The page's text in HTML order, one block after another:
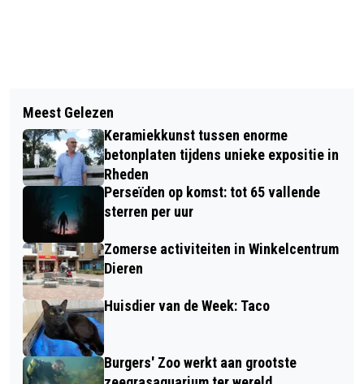
PROBEER ROLSTOELSPORTEN
TIJDENS DE NIEUWJAARSINSTUIF IN
VELP
FANTASTISCH RESULTAAT
STATIEGELDFLESSENACTIE VOOR DE
RHEDENSE SCHAAPSKUDDE
Meest Gelezen
Keramiekkunst tussen enorme
betonplaten tijdens unieke expositie in
Rheden
Perseïden op komst: tot 65 vallende
sterren per uur
Zomerse activiteiten in Winkelcentrum
Dieren
Huisdier van de Week: Taco
Burgers' Zoo werkt aan grootste